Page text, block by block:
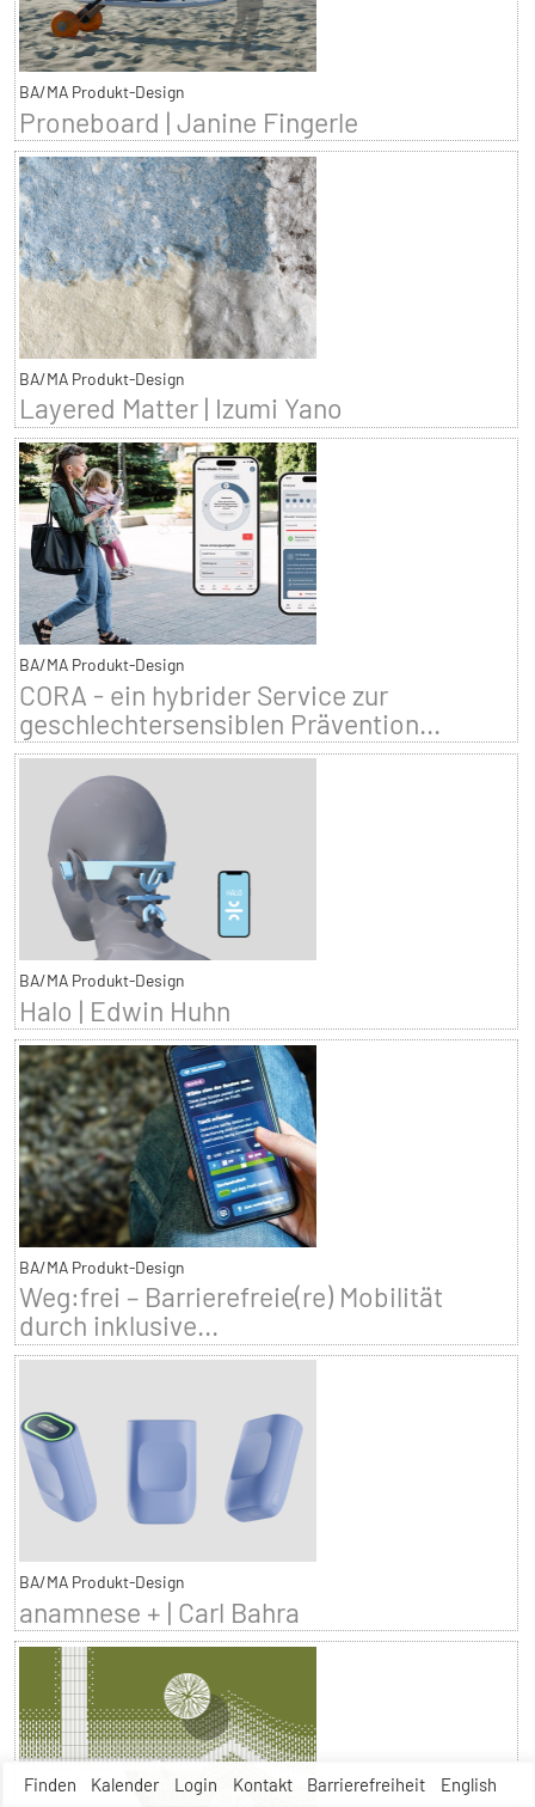
Finden Kalender Login Kontakt Barrierefreiheit English
BA/MA Produkt-Design
Proneboard | Janine Fingerle
BA/MA Produkt-Design
Layered Matter | Izumi Yano
BA/MA Produkt-Design
CORA - ein hybrider Service zur
geschlechtersensiblen Prävention...
BA/MA Produkt-Design
Halo | Edwin Huhn
BA/MA Produkt-Design
Weg:frei – Barrierefreie(re) Mobilität
durch inklusive...
BA/MA Produkt-Design
anamnese + | Carl Bahra